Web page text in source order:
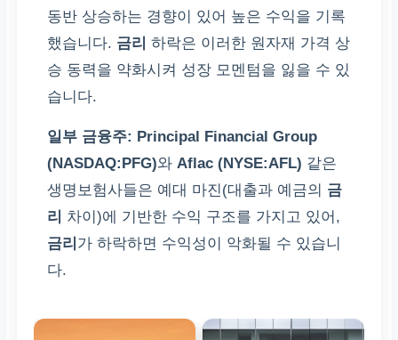
동반 상승하는 경향이 있어 높은 수익을 기록
했습니다. 금리 하락은 이러한 원자재 가격 상
승 동력을 약화시켜 성장 모멘텀을 잃을 수 있
습니다.
일부 금융주: Principal Financial Group
(NASDAQ:PFG)와Aflac (NYSE:AFL) 같은
생명보험사들은 예대 마진(대출과 예금의 금
리 차이)에 기반한 수익 구조를 가지고 있어,
금리 가 하락하면 수익성이 악화될 수 있습니
다.